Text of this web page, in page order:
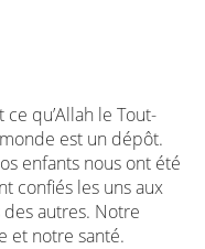
ce qu’Allah le Tout-
est un dépôt.
enfants nous ont été
confiés les uns aux
autres. Notre
et notre santé.